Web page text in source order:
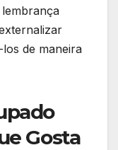
de maneira
Gosta